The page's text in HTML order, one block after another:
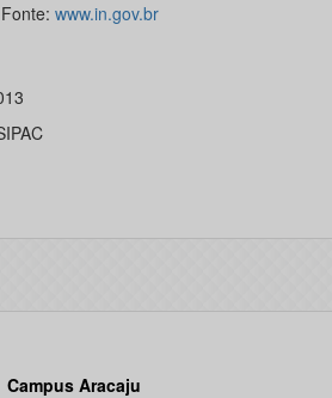
www.in.gov.br
Campus Aracaju